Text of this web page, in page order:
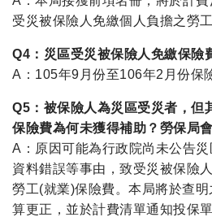
受災被保險人免繳個人負擔之勞
Q4：災區受災被保險人免繳保險
A：105年9月份至106年2月份保
Q5：被保險人為災區受災者，但
保險費為何未獲得補助？勞保局
A：原因可能為行政院尚未公告
資料錯誤等事由，致受災被保險
勞工(就業)保險費。本局將於查
算更正，並於計費清單通知投保單